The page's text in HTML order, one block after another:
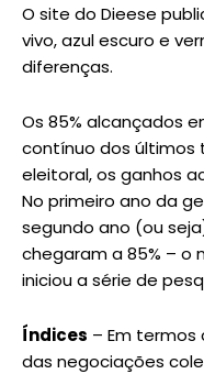
O site do Dieese
vivo, azul escuro e
diferenças.
Os 85% alcançados
contínuo dos últimos
eleitoral, os ganhos
No primeiro ano da
segundo ano (ou
chegaram a 85% – o
iniciou a série de
Índices – Em
das negociações